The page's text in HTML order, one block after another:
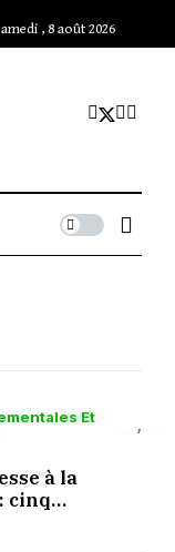
, 8 août 2026
Et
à la
cinq